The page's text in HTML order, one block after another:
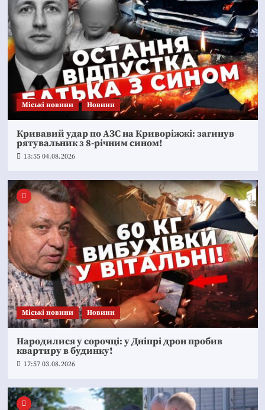
Mіські новини Новини
Кривавий удар по АЗС на Криворіжжі: загинув
рятувальник з 8-річним сином!
13:55 04.08.2026
Mіські новини Новини
Народилися у сорочці: у Дніпрі дрон пробив
квартиру в будинку!
17:57 03.08.2026